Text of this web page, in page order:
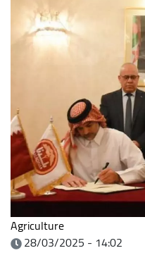
Agriculture
28/03/2025 - 14:02